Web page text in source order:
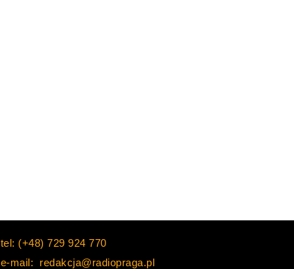
tel: (+48) 729 924 770
e-mail: redakcja@radiopraga.pl